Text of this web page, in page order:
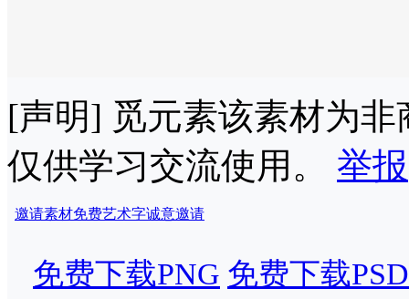
[声明] 觅元素该素材为
仅供学习交流使用。 举报
邀请素材免费艺术字诚意邀请
免费下载PNG 免费下载PSD